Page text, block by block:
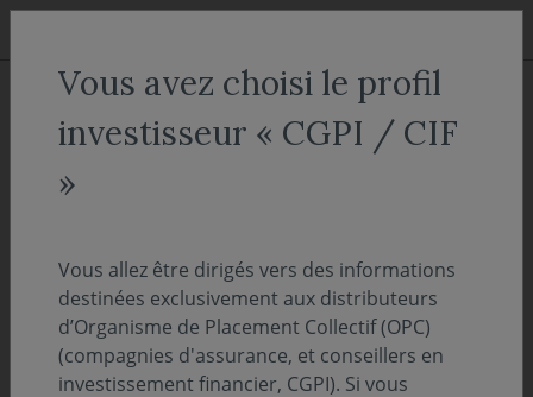
Aller au menu
Aller au contenu
ACCUEIL Actualités Communiqué
Vigilance : usurpation de
COMMUNIQUÉ 16 mars 2023
Temps de lecture :
Vous avez choisi le profil
investisseur « CGPI / CIF
»
Vous allez être dirigés vers des informations
destinées exclusivement aux distributeurs
d’Organisme de Placement Collectif (OPC)
(compagnies d'assurance, et conseillers en
investissement financier, CGPI). Si vous